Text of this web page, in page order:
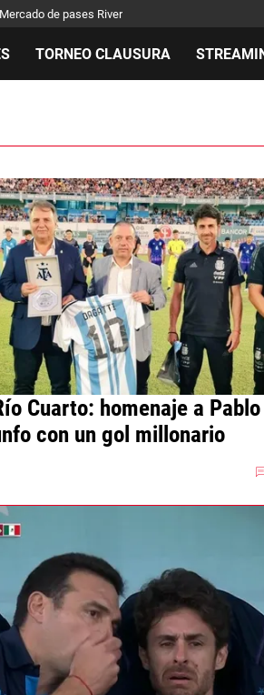
Mercado de pases River
TORNEO CLAUSURA
Hinchas
Los goles de River
Entrevistas
Códigos
Apuesta
Cuarto: homenaje a Pablo
con un gol millonario